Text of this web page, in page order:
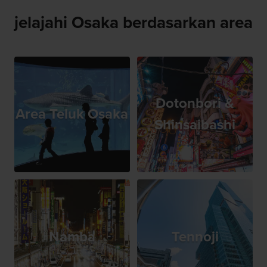
jelajahi Osaka berdasarkan area
Area Teluk Osaka
Dotonbori &
Shinsaibashi
Namba Tennoji